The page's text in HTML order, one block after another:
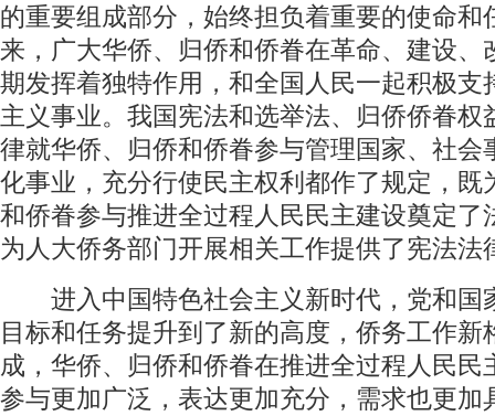
的重要组成部分，始终担负着重要的使命和
来，广大华侨、归侨和侨眷在革命、建设、
期发挥着独特作用，和全国人民一起积极支
主义事业。我国宪法和选举法、归侨侨眷权
律就华侨、归侨和侨眷参与管理国家、社会
化事业，充分行使民主权利都作了规定，既
和侨眷参与推进全过程人民民主建设奠定了
为人大侨务部门开展相关工作提供了宪法法
进入中国特色社会主义新时代，党和国
目标和任务提升到了新的高度，侨务工作新
成，华侨、归侨和侨眷在推进全过程人民民
参与更加广泛，表达更加充分，需求也更加